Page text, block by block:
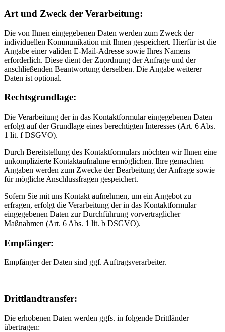
Art und Zweck der Verarbeitung:
Die von Ihnen eingegebenen Daten werden zum Zweck der
individuellen Kommunikation mit Ihnen gespeichert. Hierfür ist die
Angabe einer validen E-Mail-Adresse sowie Ihres Namens
erforderlich. Diese dient der Zuordnung der Anfrage und der
anschließenden Beantwortung derselben. Die Angabe weiterer
Daten ist optional.
Rechtsgrundlage:
Die Verarbeitung der in das Kontaktformular eingegebenen Daten
erfolgt auf der Grundlage eines berechtigten Interesses (Art. 6 Abs.
1 lit. f DSGVO).
Durch Bereitstellung des Kontaktformulars möchten wir Ihnen eine
unkomplizierte Kontaktaufnahme ermöglichen. Ihre gemachten
Angaben werden zum Zwecke der Bearbeitung der Anfrage sowie
für mögliche Anschlussfragen gespeichert.
Sofern Sie mit uns Kontakt aufnehmen, um ein Angebot zu
erfragen, erfolgt die Verarbeitung der in das Kontaktformular
eingegebenen Daten zur Durchführung vorvertraglicher
Maßnahmen (Art. 6 Abs. 1 lit. b DSGVO).
Empfänger:
Empfänger der Daten sind ggf. Auftragsverarbeiter.
Drittlandtransfer:
Die erhobenen Daten werden ggfs. in folgende Drittländer
übertragen: